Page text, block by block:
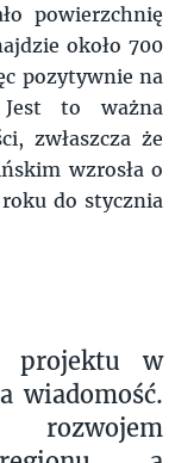
powierzchnię
około 700
pozytywnie na
to ważna
zwłaszcza że
wzrosła o
do stycznia
projektu w
wiadomość.
rozwojem